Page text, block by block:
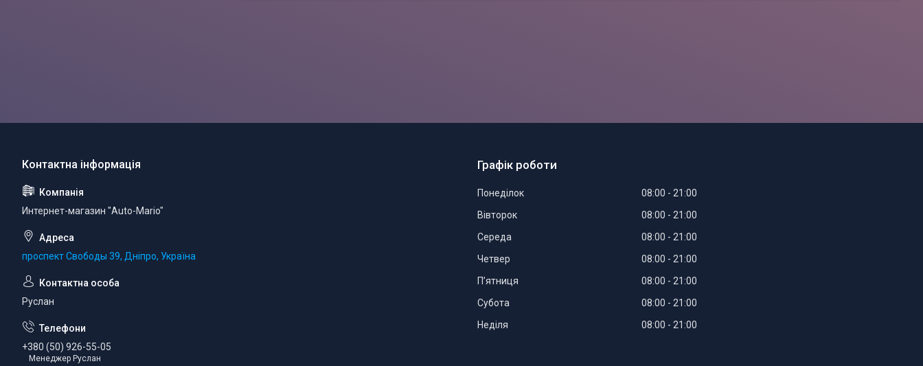
Интернет-магазин "Auto-Mario"
проспект Свободы 39, Дніпро, Україна
Руслан
+380 (50) 926-55-05
Менеджер Руслан
Графік роботи
Понеділок 08:00
21:00
Вівторок
08:00
21:00
Середа
08:00
21:00
Четвер
08:00
21:00
Пʼятниця
08:00
21:00
Субота
08:00
21:00
Неділя
08:00 21:00